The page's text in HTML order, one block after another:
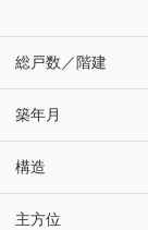
総戸数／階建
築年月
構造
主方位